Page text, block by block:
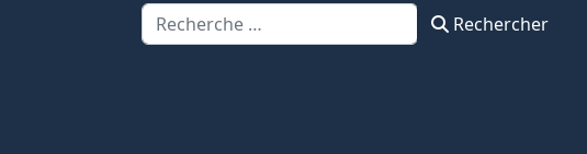
Rechercher Rechercher